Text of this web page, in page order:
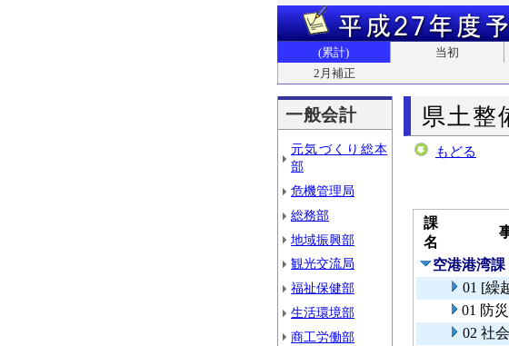
(累計) 当初
2月補正
一般会計
元気づくり総本
部
危機管理局
総務部
地域振興部
観光交流局
福祉保健部
生活環境部
商工労働部
県土整
もどる
課
名
空港港湾課
01 [繰
01 防
02 社